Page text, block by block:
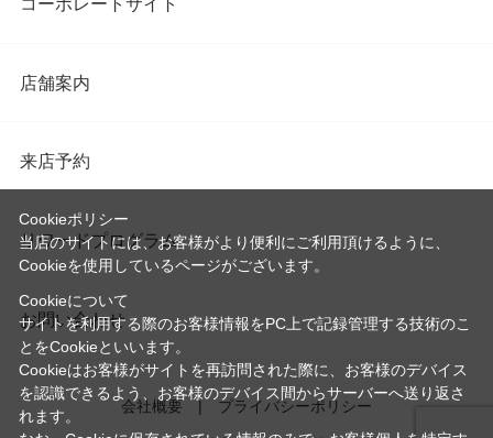
店舗案内
来店予約
リワードプログラム
お問い合わせ
会社概要 プライバシーポリシー
Cookieポリシー
当店のサイトには、お客様がより便利にご利用頂けるように、
Cookieを使用しているページがございます。
Cookieについて
サイトを利用する際のお客様情報をPC上で記録管理する技術のこ
とをCookieといいます。
Cookieはお客様がサイトを再訪問された際に、お客様のデバイス
を認識できるよう、お客様のデバイス間からサーバーへ送り返さ
れます。